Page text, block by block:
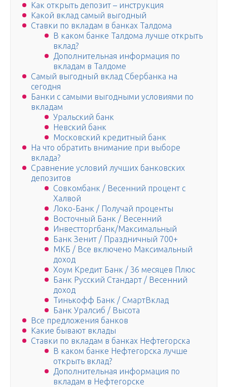
Как открыть депозит – инструкция
Какой вклад самый выгодный
Ставки по вкладам в банках Талдома
В каком банке Талдома лучше открыть
вклад?
Дополнительная информация по
вкладам в Талдоме
Самый выгодный вклад Сбербанка на
сегодня
Банки с самыми выгодными условиями по
вкладам
Уральский банк
Невский банк
Московский кредитный банк
На что обратить внимание при выборе
вклада?
Сравнение условий лучших банковских
депозитов
Совкомбанк / Весенний процент с
Халвой
Локо-Банк / Получай проценты
Восточный Банк / Весенний
Инвестторгбанк/Максимальный
Банк Зенит / Праздничный 700+
МКБ / Все включено Максимальный
доход
Хоум Кредит Банк / 36 месяцев Плюс
Банк Русский Стандарт / Весенний
доход
Тинькофф Банк / СмартВклад
Банк Уралсиб / Высота
Все предложения банков
Какие бывают вклады
Ставки по вкладам в банках Нефтегорска
В каком банке Нефтегорска лучше
открыть вклад?
Дополнительная информация по
вкладам в Нефтегорске